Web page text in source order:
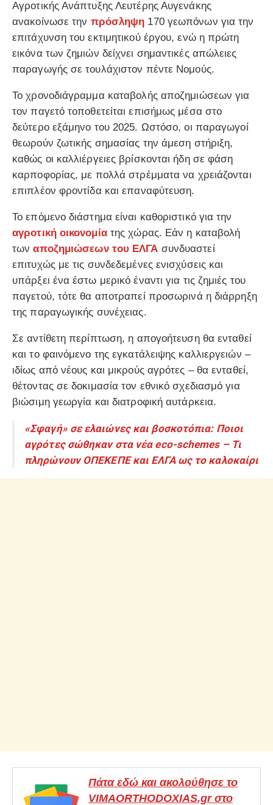
Αγροτικής Ανάπτυξης Λευτέρης Αυγενάκης
ανακοίνωσε την πρόσληψη 170 γεωπόνων για την
επιτάχυνση του εκτιμητικού έργου, ενώ η πρώτη
εικόνα των ζημιών δείχνει σημαντικές απώλειες
παραγωγής σε τουλάχιστον πέντε Νομούς.
Το χρονοδιάγραμμα καταβολής αποζημιώσεων για
τον παγετό τοποθετείται επισήμως μέσα στο
δεύτερο εξάμηνο του 2025. Ωστόσο, οι παραγωγοί
θεωρούν ζωτικής σημασίας την άμεση στήριξη,
καθώς οι καλλιέργειες βρίσκονται ήδη σε φάση
καρποφορίας, με πολλά στρέμματα να χρειάζονται
επιπλέον φροντίδα και επαναφύτευση.
Το επόμενο διάστημα είναι καθοριστικό για την
αγροτική οικονομίατης χώρας. Εάν η καταβολή
τωναποζημιώσεων του ΕΛΓΑ συνδυαστεί
επιτυχώς με τις συνδεδεμένες ενισχύσεις και
υπάρξει ένα έστω μερικό έναντι για τις ζημιές του
παγετού, τότε θα αποτραπεί προσωρινά η διάρρηξη
της παραγωγικής συνέχειας.
Σε αντίθετη περίπτωση, η απογοήτευση θα ενταθεί
και το φαινόμενο της εγκατάλειψης καλλιεργειών –
ιδίως από νέους και μικρούς αγρότες – θα ενταθεί,
θέτοντας σε δοκιμασία τον εθνικό σχεδιασμό για
βιώσιμη γεωργία και διατροφική αυτάρκεια.
«Σφαγή» σε ελαιώνες και βοσκοτόπια: Ποιοι
αγρότες σώθηκαν στα νέα eco-schemes – Τι
πληρώνουν ΟΠΕΚΕΠΕ και ΕΛΓΑ ως το καλοκαίρι
Πάτα εδώ και ακολούθησε το
VIMAORTHODOXIAS.gr στο